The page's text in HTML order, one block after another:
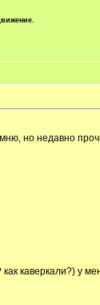
но недавно
каверкали?) у